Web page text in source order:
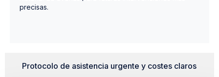
Protocolo de asistencia urgente y costes claros
precisas.